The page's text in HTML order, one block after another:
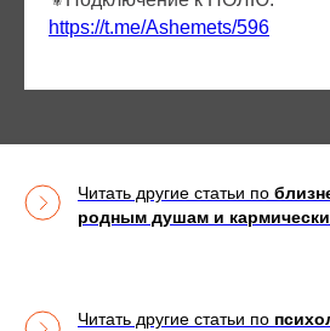
https://t.me/Ashemets/596
Читать другие статьи по
родным душам и
Читать другие статьи по